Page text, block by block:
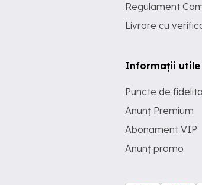
Regulament
Livrare cu
Informații utile
Puncte de
Anunț Premium
Abonament VIP
Anunț promo